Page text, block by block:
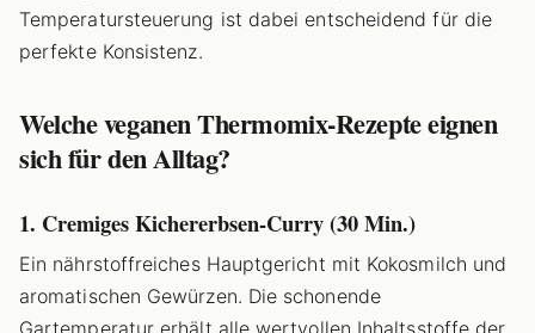
Temperatursteuerung ist dabei entscheidend für die
perfekte Konsistenz.
Welche veganen Thermomix-Rezepte eignen
sich für den Alltag?
1. Cremiges Kichererbsen-Curry (30 Min.)
Ein nährstoffreiches Hauptgericht mit Kokosmilch und
aromatischen Gewürzen. Die schonende